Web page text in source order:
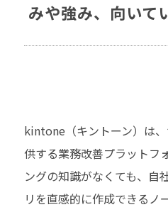
みや強み、向いて
kintone（キントーン）は
供する業務改善プラットフ
ングの知識がなくても、自
リを直感的に作成できるノ